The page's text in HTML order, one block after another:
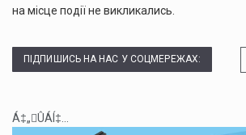
на місце події не викликались.
ПІДПИШИСЬ НА НАС У СОЦМЕРЕЖАХ:
Á‡„ÛÁÍ‡...